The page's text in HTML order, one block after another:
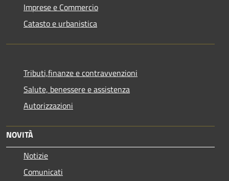
Imprese e Commercio
Catasto e urbanistica
Tributi,finanze e contravvenzioni
Salute, benessere e assistenza
Autorizzazioni
NOVITÀ
Notizie
Comunicati